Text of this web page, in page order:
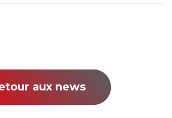
aux news